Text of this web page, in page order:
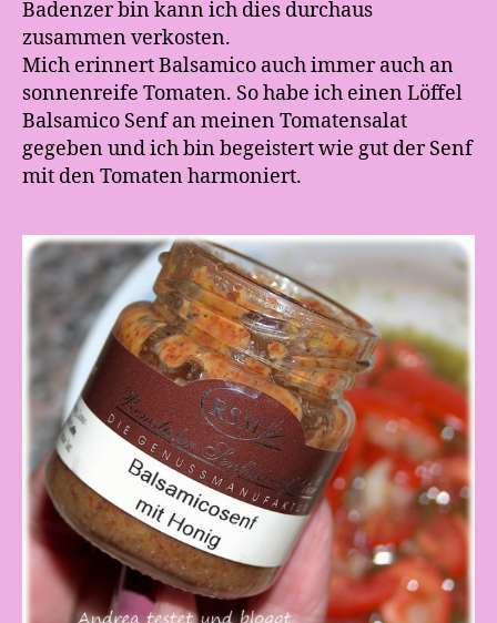
Badenzer bin kann ich dies durchaus
zusammen verkosten.
Mich erinnert Balsamico auch immer auch an
sonnenreife Tomaten. So habe ich einen Löffel
Balsamico Senf an meinen Tomatensalat
gegeben und ich bin begeistert wie gut der Senf
mit den Tomaten harmoniert.